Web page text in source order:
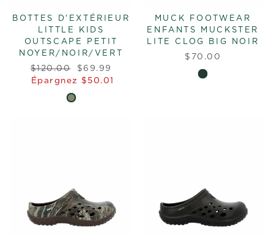
BOTTES D'EXTÉRIEUR
LITTLE KIDS
OUTSCAPE PETIT
NOYER/NOIR/VERT
Prix
régulier
$120.00
Prix
réduit
$69.99
Épargnez $50.01
MUCK FOOTWEAR
ENFANTS MUCKSTER
LITE CLOG BIG NOIR
$70.00